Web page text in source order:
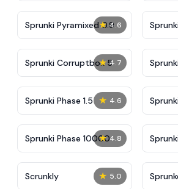
★ 4.6
Sprunki Pyramixed 0.9
★ 4.7
Sprunki Corruptbox 5
★ 4.6
Sprunki Phase 1.5
★ 4.8
Sprunki Phase 10000
★ 5.0
Scrunkly